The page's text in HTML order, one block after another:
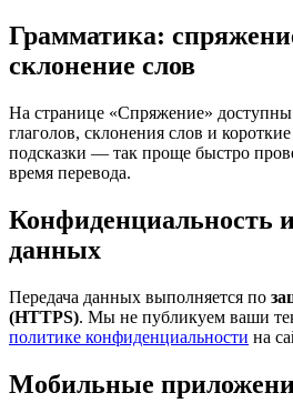
Грамматика:
склонение слов
На странице «Спряжение»
глаголов, склонения слов и
подсказки — так проще быстро
время перевода.
Конфиденциальность
данных
Передача данных выполняется по
(HTTPS). Мы не публикуем ваши
политике конфиденциальности на
Мобильные